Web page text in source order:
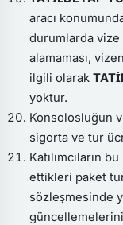
aracı
durumlarda vize
alamaması,
ilgili olarak
yoktur.
Konsolosluğun
sigorta ve tur
Katılımcıların
ettikleri paket
sözleşmesinde